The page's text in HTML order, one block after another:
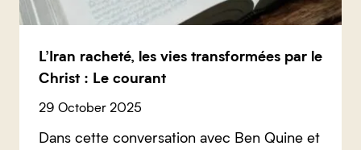
L’Iran racheté, les vies transformées par le
Christ : Le courant
29 October 2025
Dans cette conversation avec Ben Quine et